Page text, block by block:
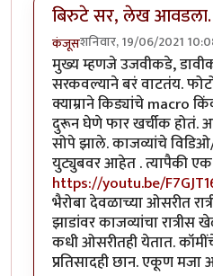
बिरुटे सर, लेख आवडला.
कंजूसशनिवार, 19/06/2021
मुख्य म्हणजे उजवीकडे,
सरकवल्याने बरं वाटतंय.
क्याम्राने किड्यांचे macro
दुरून घेणे फार खर्चीक होतं.
सोपे झाले. काजव्यांचे
युट्युबवर आहेत . त्यापैकी एक
https://youtu.be/
भैरोबा देवळाच्या ओसरीत
झाडांवर काजव्यांचा
कधी ओसरीतही येतात.
प्रतिसादही छान. एकूण मजा